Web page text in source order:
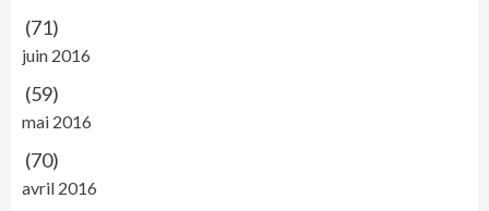
(71)
juin 2016
(59)
mai 2016
(70)
avril 2016